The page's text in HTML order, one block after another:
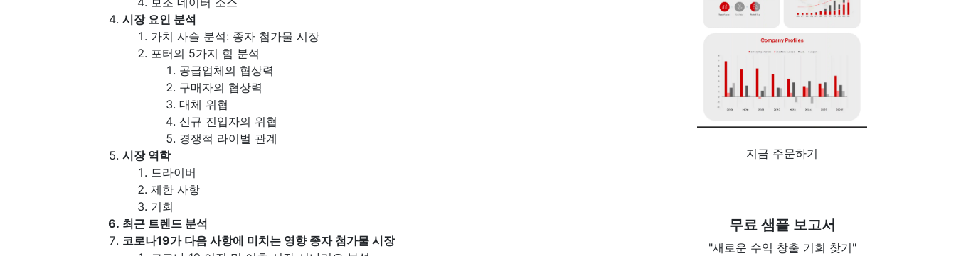
시장 요인 분석
가치 사슬 분석: 종자 첨가물 시장
포터의 5가지 힘 분석
공급업체의 협상력
구매자의 협상력
대체 위협
신규 진입자의 위협
경쟁적 라이벌 관계
시장 역학
드라이버
제한 사항
기회
최근 트렌드 분석
코로나19가 다음 사항에 미치는 영향 종자 첨가물 시장
지금 주문하기
무료 샘플 보고서
"새로운 수익 창출 기회 찾기"